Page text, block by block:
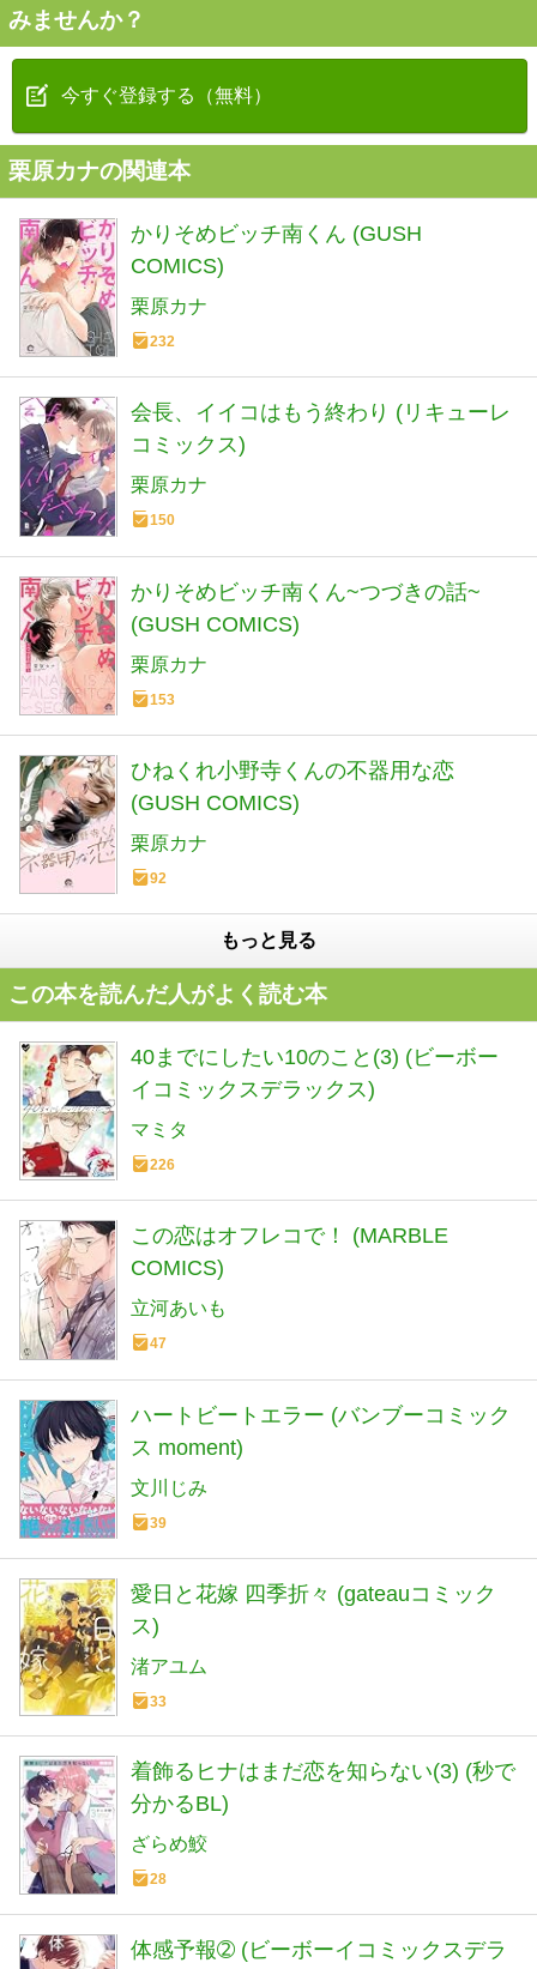
みませんか？
今すぐ登録する（無料）
栗原カナの関連本
かりそめビッチ南くん (GUSH
COMICS)
栗原カナ
232
会長、イイコはもう終わり (リキューレ
コミックス)
栗原カナ
150
かりそめビッチ南くん~つづきの話~
(GUSH COMICS)
栗原カナ
153
ひねくれ小野寺くんの不器用な恋
(GUSH COMICS)
栗原カナ
92
もっと見る
この本を読んだ人がよく読む本
40までにしたい10のこと(3) (ビーボー
イコミックスデラックス)
マミタ
226
この恋はオフレコで！ (MARBLE
COMICS)
立河あいも
47
ハートビートエラー (バンブーコミック
ス moment)
文川じみ
39
愛日と花嫁 四季折々 (gateauコミック
ス)
渚アユム
33
着飾るヒナはまだ恋を知らない(3) (秒で
分かるBL)
ざらめ鮫
28
体感予報➁ (ビーボーイコミックスデラ